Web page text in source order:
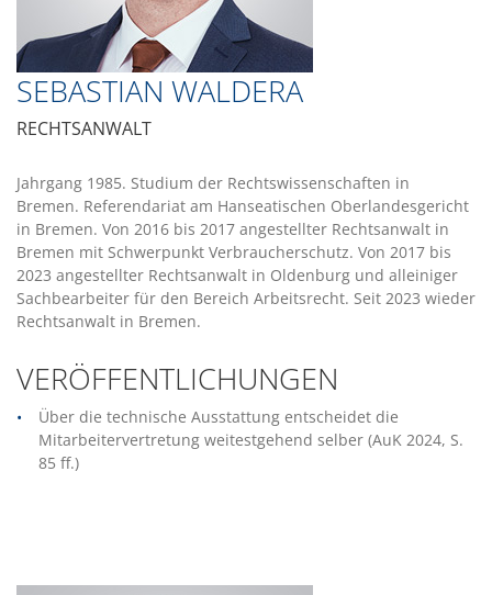
SEBASTIAN WALDERA
RECHTSANWALT
Jahrgang 1985. Studium der Rechtswissenschaften in
Bremen. Referendariat am Hanseatischen Oberlandesgericht
in Bremen. Von 2016 bis 2017 angestellter Rechtsanwalt in
Bremen mit Schwerpunkt Verbraucherschutz. Von 2017 bis
2023 angestellter Rechtsanwalt in Oldenburg und alleiniger
Sachbearbeiter für den Bereich Arbeitsrecht. Seit 2023 wieder
Rechtsanwalt in Bremen.
VERÖFFENTLICHUNGEN
Über die technische Ausstattung entscheidet die
Mitarbeitervertretung weitestgehend selber (AuK 2024, S.
85 ff.)